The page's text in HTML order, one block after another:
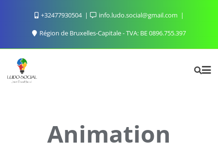
+32477930504 info.ludo.social@gmail.com
Région de Bruxelles-Capitale - TVA: BE 0896.755.397
Animation